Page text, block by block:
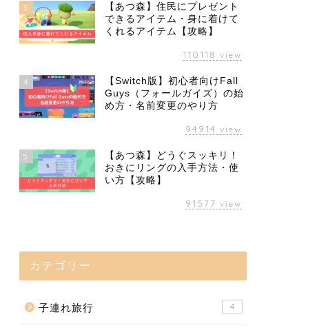
3
【あつ森】住民にプレゼント
できるアイテム・身に着けて
くれるアイテム【攻略】
110118 view
4
【Switch版】初心者向けFall
Guys（フォールガイズ）の始
め方・名前変更のやり方
94914 view
5
【あつ森】どうぐスッキリ！
おきにリングの入手方法・使
い方【攻略】
91577 view
カテゴリー
子連れ旅行 4